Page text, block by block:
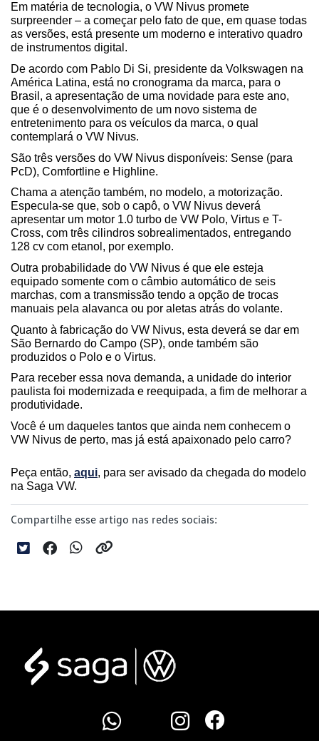
Em matéria de tecnologia, o VW Nivus promete
surpreender – a começar pelo fato de que, em quase todas
as versões, está presente um moderno e interativo quadro
de instrumentos digital.
De acordo com Pablo Di Si, presidente da Volkswagen na
América Latina, está no cronograma da marca, para o
Brasil, a apresentação de uma novidade para este ano,
que é o desenvolvimento de um novo sistema de
entretenimento para os veículos da marca, o qual
contemplará o VW Nivus.
São três versões do VW Nivus disponíveis: Sense (para
PcD), Comfortline e Highline.
Chama a atenção também, no modelo, a motorização.
Especula-se que, sob o capô, o VW Nivus deverá
apresentar um motor 1.0 turbo de VW Polo, Virtus e T-
Cross, com três cilindros sobrealimentados, entregando
128 cv com etanol, por exemplo.
Outra probabilidade do VW Nivus é que ele esteja
equipado somente com o câmbio automático de seis
marchas, com a transmissão tendo a opção de trocas
manuais pela alavanca ou por aletas atrás do volante.
Quanto à fabricação do VW Nivus, esta deverá se dar em
São Bernardo do Campo (SP), onde também são
produzidos o Polo e o Virtus.
Para receber essa nova demanda, a unidade do interior
paulista foi modernizada e reequipada, a fim de melhorar a
produtividade.
Você é um daqueles tantos que ainda nem conhecem o
VW Nivus de perto, mas já está apaixonado pelo carro?
Peça então, aqui, para ser avisado da chegada do modelo
na Saga VW.
Compartilhe esse artigo nas redes sociais: